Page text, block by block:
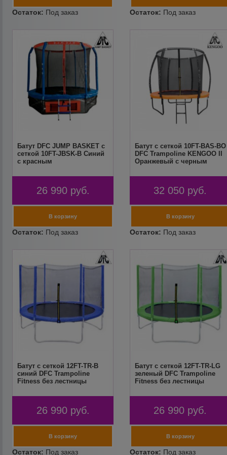
Батут DFC JUMP BASKET с
сеткой 10FT-JBSK-B Синий
с красным
26 990 руб.
Батут с сеткой 10FT-BAS-BO
DFC Trampoline KENGOO II
Оранжевый с черным
32 050 руб.
Батут с сеткой 12FT-TR-B
синий DFC Trampoline
Fitness без лестницы
26 990 руб.
Батут с сеткой 12FT-TR-LG
зеленый DFC Trampoline
Fitness без лестницы
26 990 руб.